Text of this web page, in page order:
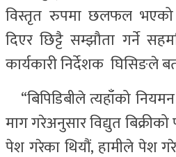
विस्तृत रुपमा छलफल
दिएर छिट्टै सम्झौता गर्ने
कार्यकारी निर्देशक घिसिङले
“बिपिडिबीले त्यहाँको
माग गरेअनुसार विद्युत
पेश गरेका थियौं, हामीले पेश